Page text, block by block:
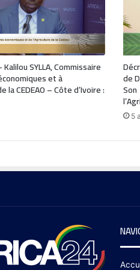
SYLLA, Commissaire
et à
la CEDEAO – Côte d’Ivoire :
de
5